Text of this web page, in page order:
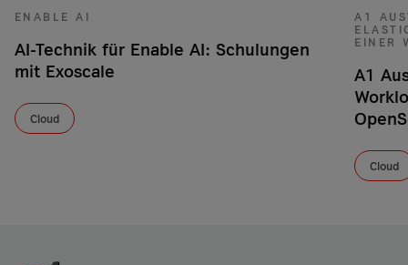
ENABLE AI
AI-Technik für Enable AI: Schulungen
mit Exoscale
Cloud
A1
EINER
A1
Cloud